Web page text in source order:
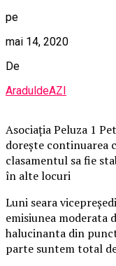
pe
mai 14, 2020
De
AraduldeAZI
Asociația Peluza 1
dorește continuarea
clasamentul sa fie
în alte locuri
Luni seara
emisiunea moderata
halucinanta din
parte suntem total